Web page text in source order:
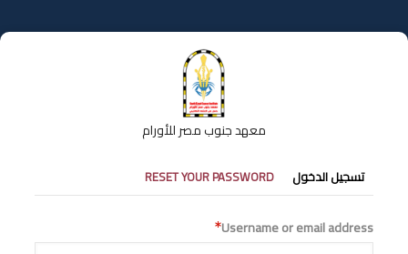
إلى
المحتوى
معهد جنوب مصر للأورام
التبويبات
الأساسية
تسجيل الدخول RESET YOUR PASSWORD
Username or email address